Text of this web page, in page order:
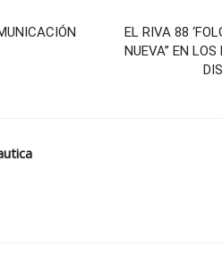
EL RIVA 88
NUEVA” EN